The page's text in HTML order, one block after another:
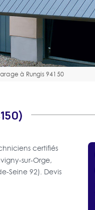
à Rungis 94150
certifiés
sur-Orge,
Seine 92). Devis